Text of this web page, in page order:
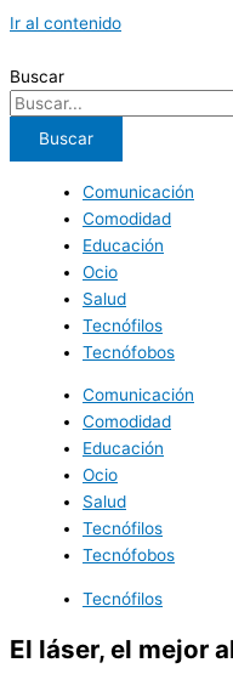
Ir al contenido
Buscar
Buscar
Comunicación
Comodidad
Educación
Ocio
Salud
Tecnófilos
Tecnófobos
Comunicación
Comodidad
Educación
Ocio
Salud
Tecnófilos
Tecnófobos
Tecnófilos
El láser, el mejor